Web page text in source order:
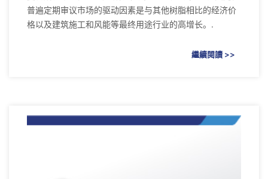
普遍定期审议市场的驱动因素是与其他树脂相比的经济价
格以及建筑施工和风能等最终用途行业的高增长。.
繼續閱讀 >>